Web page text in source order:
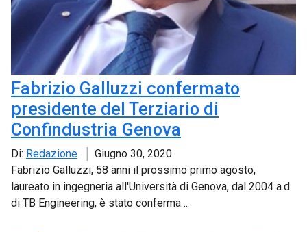
Fabrizio Galluzzi confermato
presidente del Terziario di
Confindustria Genova
Di: Redazione
Giugno 30, 2020
Fabrizio Galluzzi, 58 anni il prossimo primo agosto,
laureato in ingegneria all'Università di Genova, dal 2004 a.d
di TB Engineering, è stato conferma…